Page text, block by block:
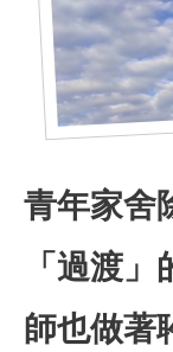
青年家舍
「過渡
師也做著
服務